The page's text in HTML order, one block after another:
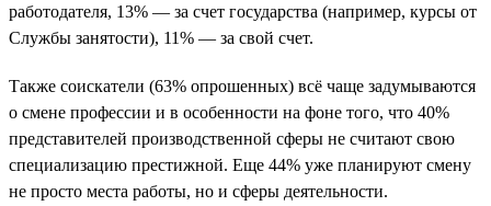
работодателя, 13% — за счет государства (например, курсы от
Службы занятости), 11% — за свой счет.
Также соискатели (63% опрошенных) всё чаще задумываются
о смене профессии и в особенности на фоне того, что 40%
представителей производственной сферы не считают свою
специализацию престижной. Еще 44% уже планируют смену
не просто места работы, но и сферы деятельности.